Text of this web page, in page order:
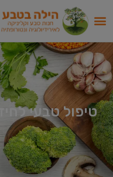
טיפול טבעי